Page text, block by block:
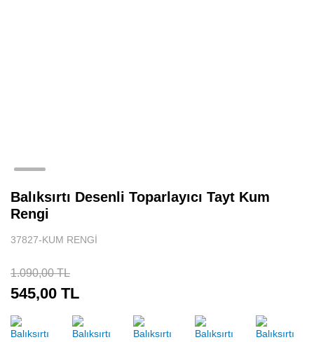
Balıksırtı Desenli Toparlayıcı Tayt Kum
Rengi
37827-KUM RENGİ
1.090,00 TL
545,00 TL